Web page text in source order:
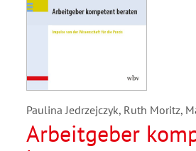
Paulina Jedrzejczyk, Ruth Moritz,
Arbeitgeber